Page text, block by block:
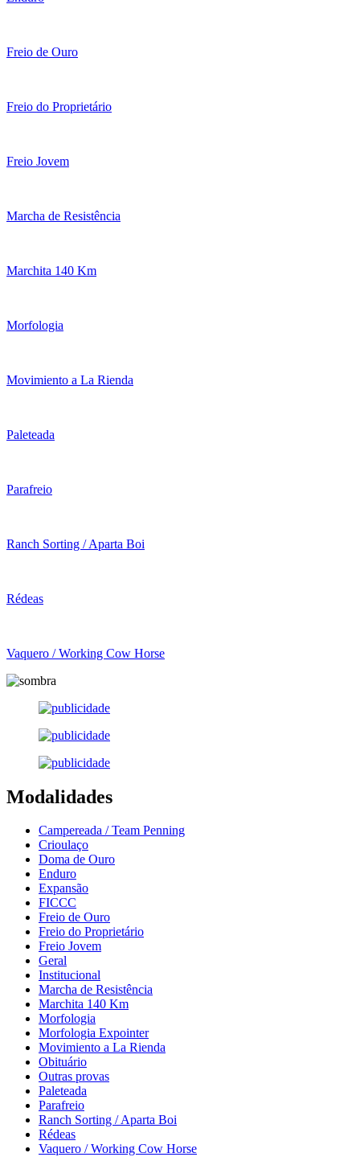
Freio de Ouro
Freio do Proprietário
Freio Jovem
Marcha de Resistência
Marchita 140 Km
Morfologia
Movimiento a La Rienda
Paleteada
Parafreio
Ranch Sorting / Aparta Boi
Rédeas
Vaquero / Working Cow Horse
Modalidades
Campereada / Team Penning
Crioulaço
Doma de Ouro
Enduro
Expansão
FICCC
Freio de Ouro
Freio do Proprietário
Freio Jovem
Geral
Institucional
Marcha de Resistência
Marchita 140 Km
Morfologia
Morfologia Expointer
Movimiento a La Rienda
Obituário
Outras provas
Paleteada
Parafreio
Ranch Sorting / Aparta Boi
Rédeas
Vaquero / Working Cow Horse